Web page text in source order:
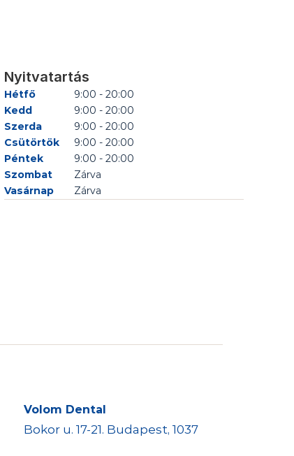
Nyitvatartás
Hétfő
9:00 - 20:00
Kedd
9:00 - 20:00
Szerda
9:00 - 20:00
Csütörtök
9:00 - 20:00
Péntek
9:00 - 20:00
Szombat
Zárva
Vasárnap
Zárva
Volom Dental
Bokor u. 17-21. Budapest, 1037